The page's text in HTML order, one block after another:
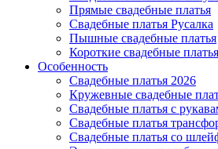
Прямые свадебные платья
Свадебные платья Русалка
Пышные свадебные платья
Короткие свадебные платья
Особенность
Свадебные платья 2026
Кружевные свадебные
Свадебные платья с
Свадебные платья
Свадебные платья со